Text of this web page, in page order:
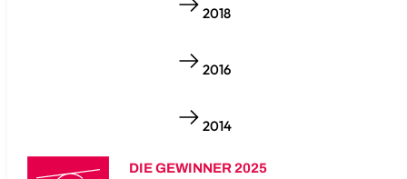
2018
2016
2014
DIE GEWINNER 2025